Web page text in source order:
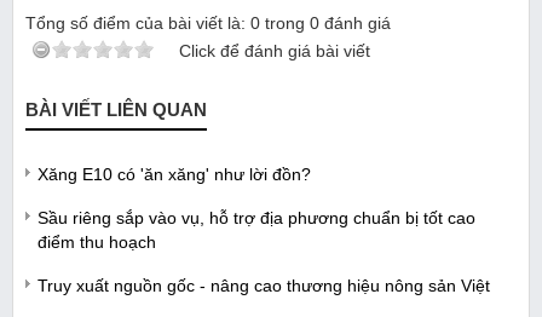
Tổng số điểm của bài viết là: 0 trong 0 đánh giá
Click để đánh giá bài viết
BÀI VIẾT LIÊN QUAN
Xăng E10 có 'ăn xăng' như lời đồn?
Sầu riêng sắp vào vụ, hỗ trợ địa phương chuẩn bị tốt cao
điểm thu hoạch
Truy xuất nguồn gốc - nâng cao thương hiệu nông sản Việt